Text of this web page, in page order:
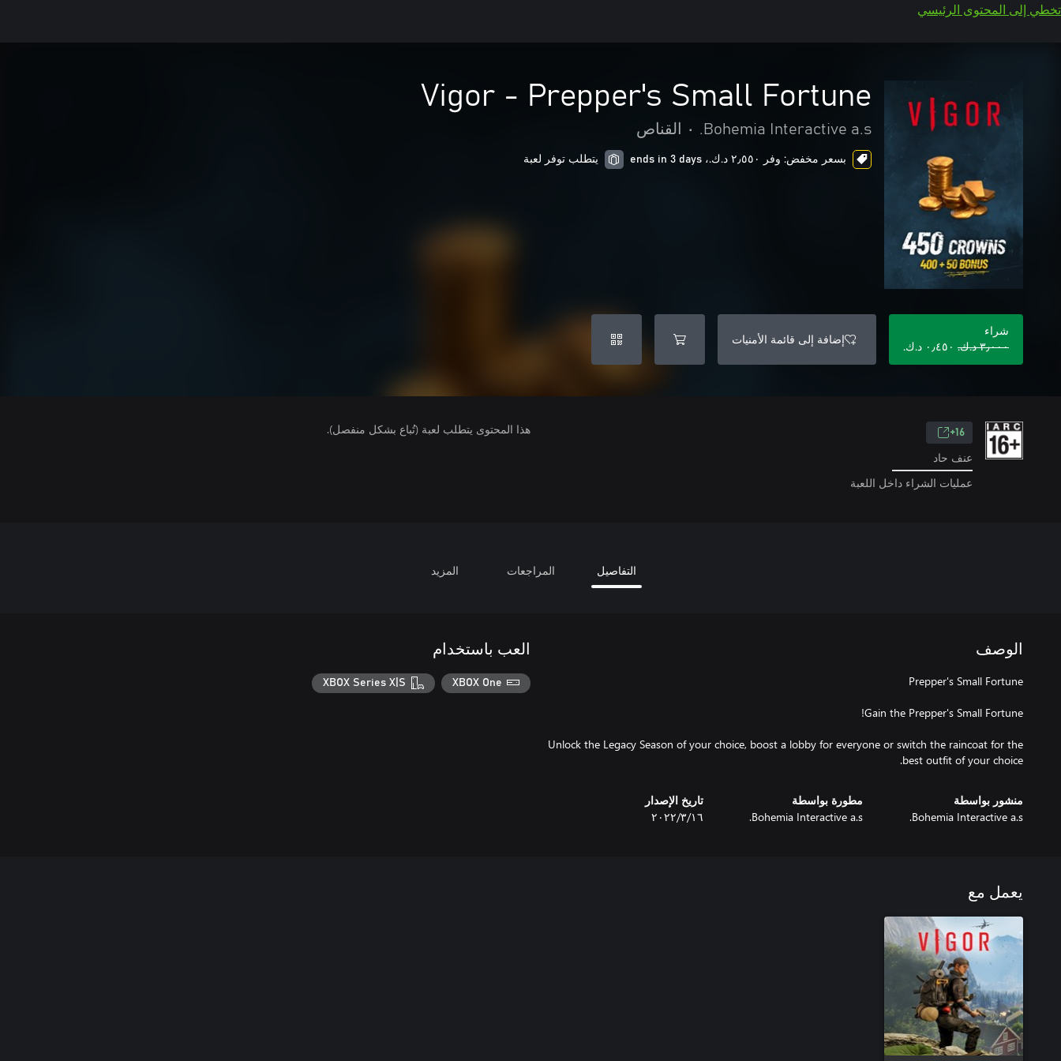
تخطي إلى المحتوى الرئيسي
Vigor - Prepper's Small Fortune
Bohemia Interactive a.s.
• القناص
بسعر مخفض: وفر ٢٫٥٥٠ د.ك.‏، ends in 3 days يتطلب توفر لعبة
شراء
٣٫٠٠٠ د.ك.‏
٠٫٤٥٠ د.ك.‏
إضافة إلى قائمة الأمنيات
16+
عنف حاد
عمليات الشراء داخل اللعبة
هذا المحتوى يتطلب لعبة (تُباع بشكل منفصل).
التفاصيل المراجعات المزيد
الوصف
Unlock the Legacy Season of your choice, boost a lobby for everyone or switch the raincoat for the
best outfit of your choice.
منشور بواسطة
Bohemia Interactive a.s.
مطورة بواسطة
Bohemia Interactive a.s.
تاريخ الإصدار
١٦‏/٣‏/٢٠٢٢
العب باستخدام
XBOX One
XBOX Series X|S
يعمل مع